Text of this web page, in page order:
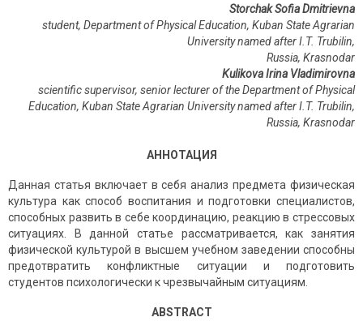
Storchak Sofia Dmitrievna
student, Department of Physical Education, Kuban State Agrarian
University named after I.T. Trubilin,
Russia, Krasnodar
Kulikova Irina Vladimirovna
scientific supervisor, senior lecturer of the Department of Physical
Education, Kuban State Agrarian University named after I.T. Trubilin,
Russia, Krasnodar
АННОТАЦИЯ
Данная статья включает в себя анализ предмета физическая
культура как способ воспитания и подготовки специалистов,
способных развить в себе координацию, реакцию в стрессовых
ситуациях. В данной статье рассматривается, как занятия
физической культурой в высшем учебном заведении способны
предотвратить конфликтные ситуации и подготовить
студентов психологически к чрезвычайным ситуациям.
ABSTRACT